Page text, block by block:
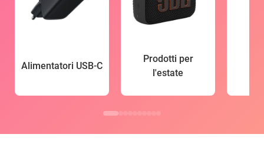
Alimentatori USB-C
Prodotti per
l'estate